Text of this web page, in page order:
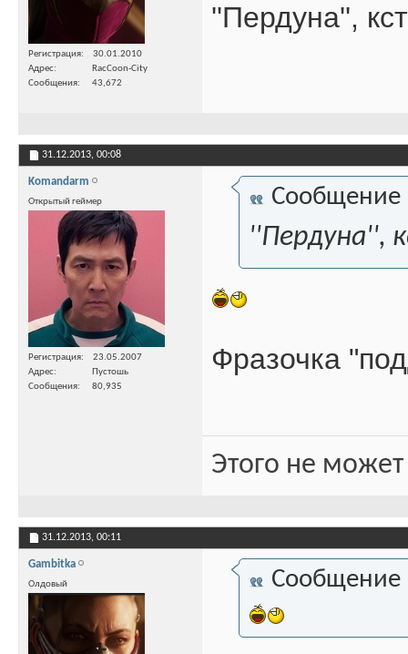
Регистрация
30.01.2010
Адрес
RacCoon-City
Сообщения
43,672
''Пердуна'',
31.12.2013, 00:08
Komandarm
Открытый геймер
Регистрация
23.05.2007
Адрес
Пустошь
Сообщения
80,935
Сообщение
''Пердуна'',
Фразочка
Этого не
31.12.2013, 00:11
Gambitka
Олдовый Сообщение